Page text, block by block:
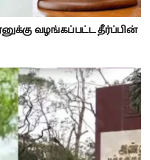
வழங்கப்பட்ட தீர்ப்பின்